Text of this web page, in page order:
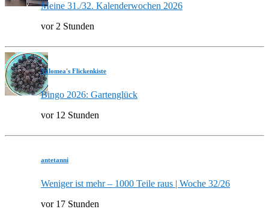
Meine 31./32. Kalenderwochen 2026
vor 2 Stunden
Valomea's Flickenkiste
Bingo 2026: Gartenglück
vor 12 Stunden
antetanni
Weniger ist mehr – 1000 Teile raus | Woche 32/26
vor 17 Stunden